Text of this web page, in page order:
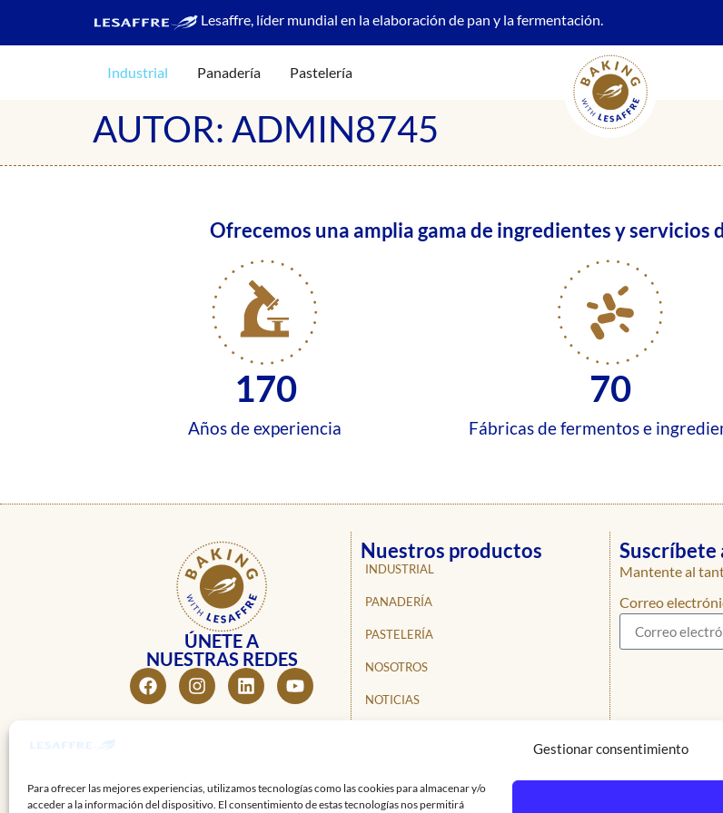
Gestionar consentimiento
Para ofrecer las mejores experiencias, utilizamos tecnologías como las cookies para almacenar y/o
acceder a la información del dispositivo. El consentimiento de estas tecnologías nos permitirá
Lesaffre, líder mundial en la elaboración de pan y la fermentación.
Industrial Panadería Pastelería
AUTOR: ADMIN8745
Ofrecemos una amplia gama de ingredientes y servicios
Años de experiencia
170
Fábricas de fermentos e
70
ÚNETE A
NUESTRAS REDES
Nuestros productos
INDUSTRIAL
PANADERÍA
PASTELERÍA
NOSOTROS
NOTICIAS
Mantente al
Correo